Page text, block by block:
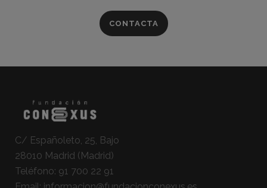
CONTACTA
C/ Españoleto, 25, Bajo
28010 Madrid (Madrid)
Teléfono: 91 700 22 91